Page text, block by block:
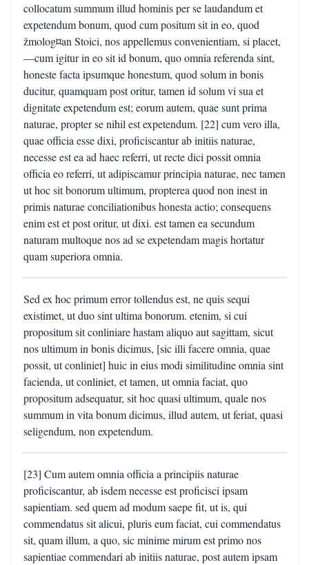
collocatum summum illud hominis per se laudandum et
expetendum bonum, quod cum positum sit in eo, quod
žmolog¤an Stoici, nos appellemus convenientiam, si placet,
—cum igitur in eo sit id bonum, quo omnia referenda sint,
honeste facta ipsumque honestum, quod solum in bonis
ducitur, quamquam post oritur, tamen id solum vi sua et
dignitate expetendum est; eorum autem, quae sunt prima
naturae, propter se nihil est expetendum. [22] cum vero illa,
quae officia esse dixi, proficiscantur ab initiis naturae,
necesse est ea ad haec referri, ut recte dici possit omnia
officia eo referri, ut adipiscamur principia naturae, nec tamen
ut hoc sit bonorum ultimum, propterea quod non inest in
primis naturae conciliationibus honesta actio; consequens
enim est et post oritur, ut dixi. est tamen ea secundum
naturam multoque nos ad se expetendam magis hortatur
quam superiora omnia.
Sed ex hoc primum error tollendus est, ne quis sequi
existimet, ut duo sint ultima bonorum. etenim, si cui
propositum sit conliniare hastam aliquo aut sagittam, sicut
nos ultimum in bonis dicimus, [sic illi facere omnia, quae
possit, ut conliniet] huic in eius modi similitudine omnia sint
facienda, ut conliniet, et tamen, ut omnia faciat, quo
propositum adsequatur, sit hoc quasi ultimum, quale nos
summum in vita bonum dicimus, illud autem, ut feriat, quasi
seligendum, non expetendum.
[23] Cum autem omnia officia a principiis naturae
proficiscantur, ab isdem necesse est proficisci ipsam
sapientiam. sed quem ad modum saepe fit, ut is, qui
commendatus sit alicui, pluris eum faciat, cui commendatus
sit, quam illum, a quo, sic minime mirum est primo nos
sapientiae commendari ab initiis naturae, post autem ipsam